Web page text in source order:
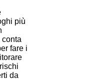
più
conta
fare i
da